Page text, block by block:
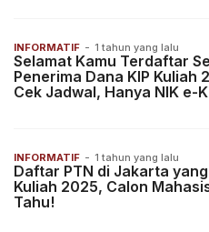
INFORMATIF - 1 tahun yang lalu
Selamat Kamu Terdaftar
Penerima Dana KIP Kuliah
Cek Jadwal, Hanya NIK e-
INFORMATIF - 1 tahun yang lalu
Daftar PTN di Jakarta yang
Kuliah 2025, Calon
Tahu!